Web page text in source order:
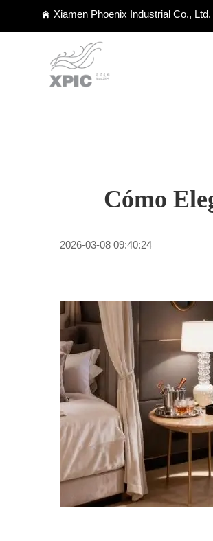
Xiamen Phoenix Industrial Co., Ltd.
Cómo
2026-03-08 09:40:24